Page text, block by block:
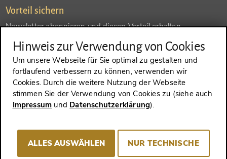
Vorteil sichern
Newsletter abonnieren und diesen Vorteil erhalten
SENDEN
Konto anlegen und einen anderen Vorteil erhalten
SENDEN
VERTRAG WIDERRUFEN
Hinweis zur Verwendung von Cookies
Um unsere Webseite für Sie optimal zu gestalten und
fortlaufend verbessern zu können, verwenden wir
Cookies. Durch die weitere Nutzung der Webseite
stimmen Sie der Verwendung von Cookies zu (siehe auch
Impressum und Datenschutzerklärung).
ALLES AUSWÄHLEN NUR TECHNISCHE